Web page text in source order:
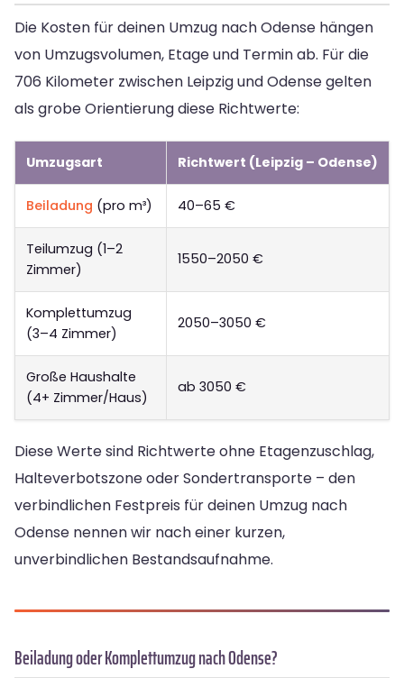
Die Kosten für deinen Umzug nach Odense hängen
von Umzugsvolumen, Etage und Termin ab. Für die
706 Kilometer zwischen Leipzig und Odense gelten
als grobe Orientierung diese Richtwerte:
Umzugsart Richtwert (Leipzig – Odense)
Beiladung (pro m³) 40–65 €
Teilumzug (1–2
Zimmer)
1550–2050 €
Komplettumzug
(3–4 Zimmer)
2050–3050 €
Große Haushalte
(4+ Zimmer/Haus)
ab 3050 €
Diese Werte sind Richtwerte ohne Etagenzuschlag,
Halteverbotszone oder Sondertransporte – den
verbindlichen Festpreis für deinen Umzug nach
Odense nennen wir nach einer kurzen,
unverbindlichen Bestandsaufnahme.
Beiladung oder Komplettumzug nach Odense?